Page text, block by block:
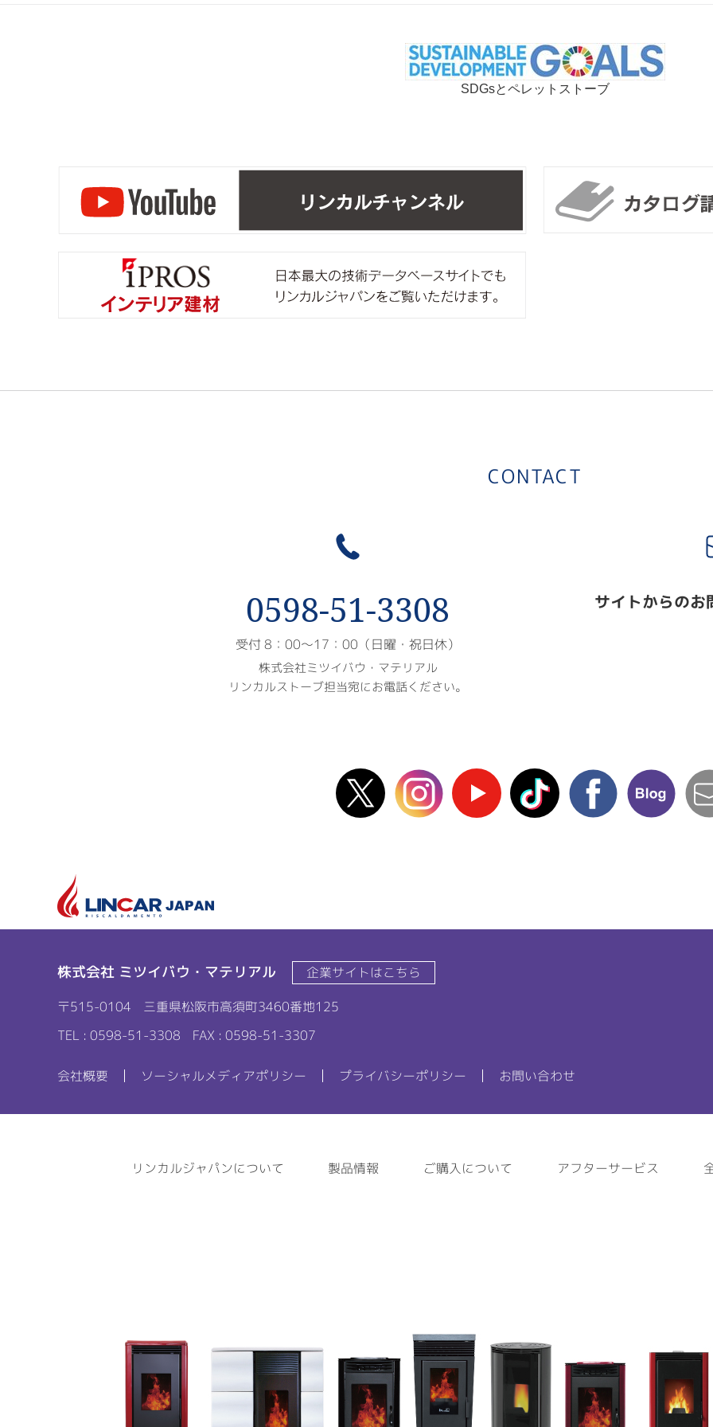
SDGsとペレットストーブ
CONTACT
0598-51-3308
受付 8：00〜17：00（日曜・祝日休）
株式会社ミツイバウ・マテリアル
リンカルストーブ担当宛にお電話ください。
サイトからのお
X(Twitter) instagram Youtube TikTok facebook blog
株式会社 ミツイバウ・マテリアル
企業サイトはこちら
〒515-0104
三重県松阪市高須町3460番地125
TEL : 0598-51-3308
FAX : 0598-51-3307
会社概要 ソーシャルメディアポリシー プライバシーポリシー お問い合わせ
リンカルジャパンについて 製品情報 ご購入について アフターサービス